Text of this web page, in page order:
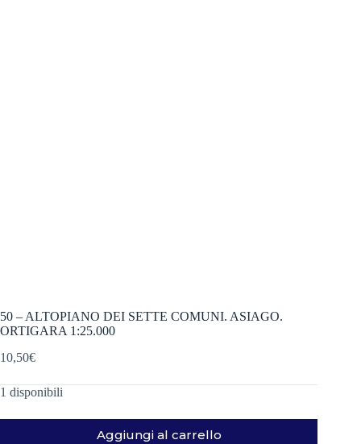
50 – ALTOPIANO DEI SETTE COMUNI. ASIAGO.
ORTIGARA 1:25.000
10,50€
1 disponibili
Aggiungi al carrello